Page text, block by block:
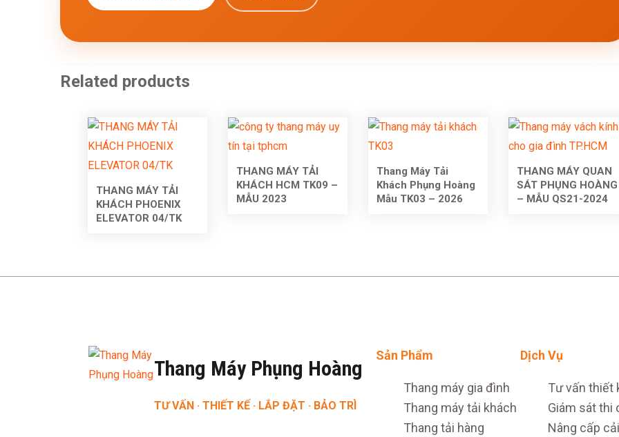
Related products
THANG MÁY TẢI
KHÁCH PHOENIX
ELEVATOR 04/TK
THANG MÁY TẢI
KHÁCH HCM TK09 –
MẪU 2023
Thang Máy Tải
Khách Phụng Hoàng
Mẫu TK03 – 2026
THANG MÁY QUAN
SÁT PHỤNG HOÀNG
– MẪU QS21-2024
Thang Máy Phụng Hoàng
TƯ VẤN · THIẾT KẾ · LẮP ĐẶT · BẢO TRÌ
Sản Phẩm
Thang máy gia đình
Thang máy tải khách
Thang tải hàng
Dịch Vụ
Tư vấn thiết
Giám sát thi
Nâng cấp